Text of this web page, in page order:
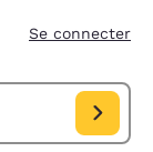
Se connecter
EE. UU.. Date